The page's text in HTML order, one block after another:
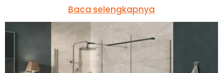
Baca selengkapnya